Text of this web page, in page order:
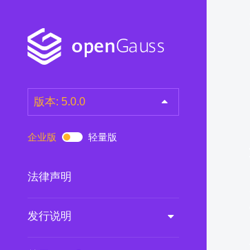
版本: 5.0.0
7.0.0-RC2
6.0.0 (LTS)
企业版 轻量版
法律声明
发行说明